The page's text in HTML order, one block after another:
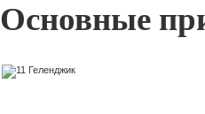
Основные